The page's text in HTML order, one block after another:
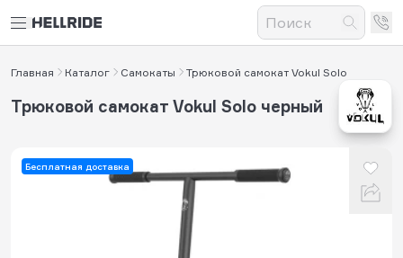
Главная Каталог Самокаты Трюковой самокат Vokul Solo
Бесплатная доставка
Трюковой самокат Vokul Solo черный